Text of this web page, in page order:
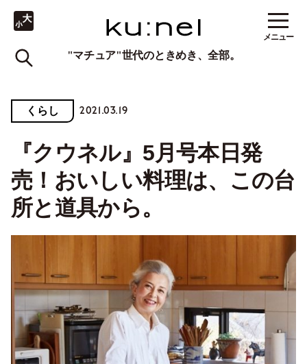
"マチュア"世代のときめき、全部。
メニュー
くらし 2021.03.19
『クウネル』5月号本日発
売！おいしい料理は、この台
所と道具から。